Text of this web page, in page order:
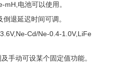
Ne-mH,电池可以使用。
退延迟时间可调。
Cd/Ne-0.4-1.0V,LiFe
手动可设某个固定值功能。